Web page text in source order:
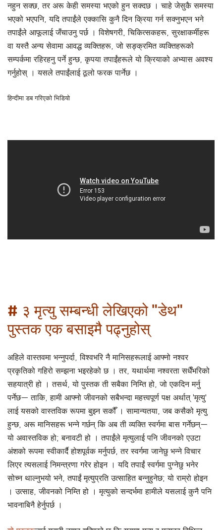
नहुन सक्छ, तर अरू केही समस्या भएको हुन सक्दछ । चाहे जेसुकै समस्या
भएको भएपनि, यदि तपाईंले एक्कासि कुनै दिन क्रिया गर्न सक्नुभएन भने
तपाईंले आफूलाई जँचाउनु पर्छ । विशेषगरी, चिकित्सकहरू, सुरक्षाकर्मीहरू
वा यस्तै अन्य सेवामा आवद्ध व्यक्तिहरू, जो सङ्क्रमित व्यक्तिहरूको
सम्पर्कमा रहिरहनु पर्ने हुन्छ, कृपया तपाईंहरूले यो क्रियाको अभ्यास अवश्य
गर्नुहोस् । यसले तपाईंलाई ठूलो फरक पार्नेछ ।
हिन्दीमा डब गरिएको भिडियो
# ३ मृत्यु सम्बन्धी लेखिएको "डेथ"
पुस्तक एक बसाइमै पढ्नुहोस्
अहिले वास्तवमा भन्नुपर्दा, विश्वभरि नै मानिसहरूलाई आफ्नो नश्वर
प्रकृतिको गहिरो सम्झना भइरहेको छ । तर, यथार्थमा नश्वरता सधैँभरिको
सहयात्री हो । तसर्थ, यो पुस्तक ती सबैका निम्ति हो, जो एकदिन मर्नु
पर्नेछ— ताकि, हामी आफ्नो जीवनको सबैभन्दा महत्त्वपूर्ण पक्ष अर्थात् 'मृत्यु'
लाई यसको वास्तविक रूपमा बुझ्न सकौँ । सामान्यतया, जब कसैको मृत्यु
हुन्छ, अरू मानिसहरू भन्ने गर्छन् कि अब ती व्यक्ति स्वर्गमा बास गर्नेछन्—
यो अवास्तविक हो; बनावटी हो । तपाईंले मृत्युलाई पनि जीवनको एउटा
अंशको रूपमा स्वीकार्दै होशपूर्वक मर्नुपर्छ, तर स्वर्गमा जानेछु भन्ने विचार
लिएर त्यसलाई निमन्त्रणा गरेर होइन । यदि तपाईं स्वर्गमा पुग्नेछु भनेर
सोच्न थाल्नुभयो भने, तपाईं मृत्युप्रति उत्साहित बन्नुहुनेछ; यो राम्रो होइन
। उत्साह, जीवनको निम्ति हो । मृत्युको सन्दर्भमा हामीले यसलाई कुनै पनि
भावनाबिनै हेर्नुपर्छ ।